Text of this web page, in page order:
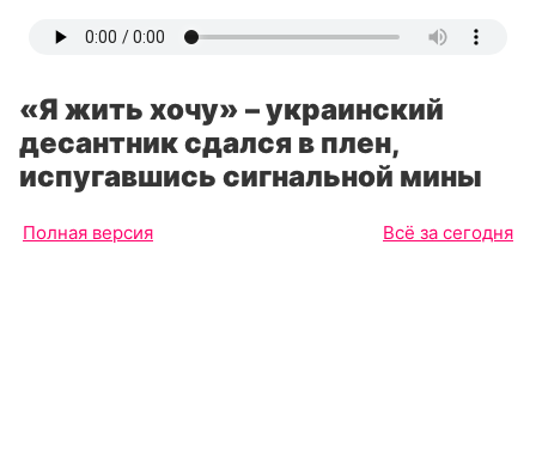
«Я жить хочу» – украинский
десантник сдался в плен,
испугавшись сигнальной мины
Полная версия Всё за сегодня